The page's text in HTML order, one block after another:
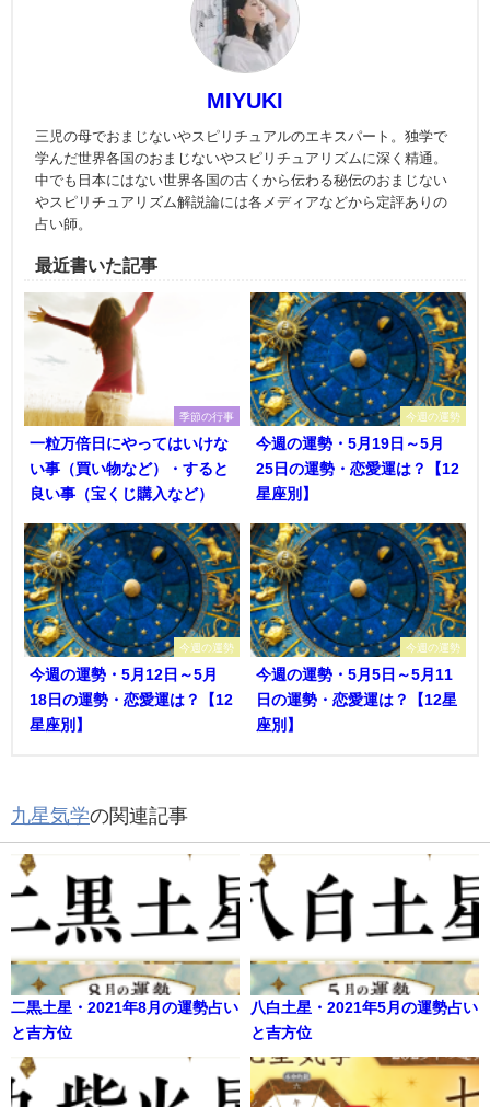
MIYUKI
三児の母でおまじないやスピリチュアルのエキスパート。独学で
学んだ世界各国のおまじないやスピリチュアリズムに深く精通。
中でも日本にはない世界各国の古くから伝わる秘伝のおまじない
やスピリチュアリズム解説論には各メディアなどから定評ありの
占い師。
最近書いた記事
季節の行事
一粒万倍日にやってはいけな
い事（買い物など）・すると
良い事（宝くじ購入など）
今週の運勢
今週の運勢・5月19日～5月
25日の運勢・恋愛運は？【12
星座別】
今週の運勢
今週の運勢・5月12日～5月
18日の運勢・恋愛運は？【12
星座別】
今週の運勢
今週の運勢・5月5日～5月11
日の運勢・恋愛運は？【12星
座別】
九星気学の関連記事
二黒土星・2021年8月の運勢占い
と吉方位
八白土星・2021年5月の運勢占い
と吉方位